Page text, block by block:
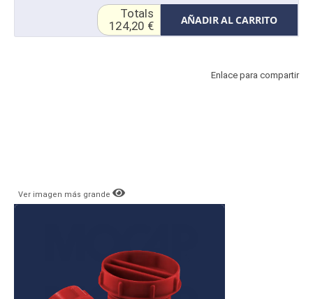
AÑADIR AL CARRITO
Totals
124,20 €
Enlace para compartir
Ver imagen más grande